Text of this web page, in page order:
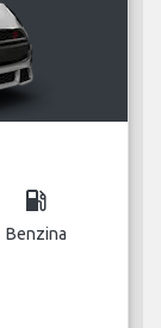
local_gas_station
Benzina